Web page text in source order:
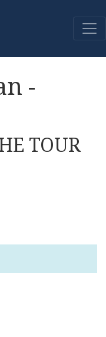
-
TOUR